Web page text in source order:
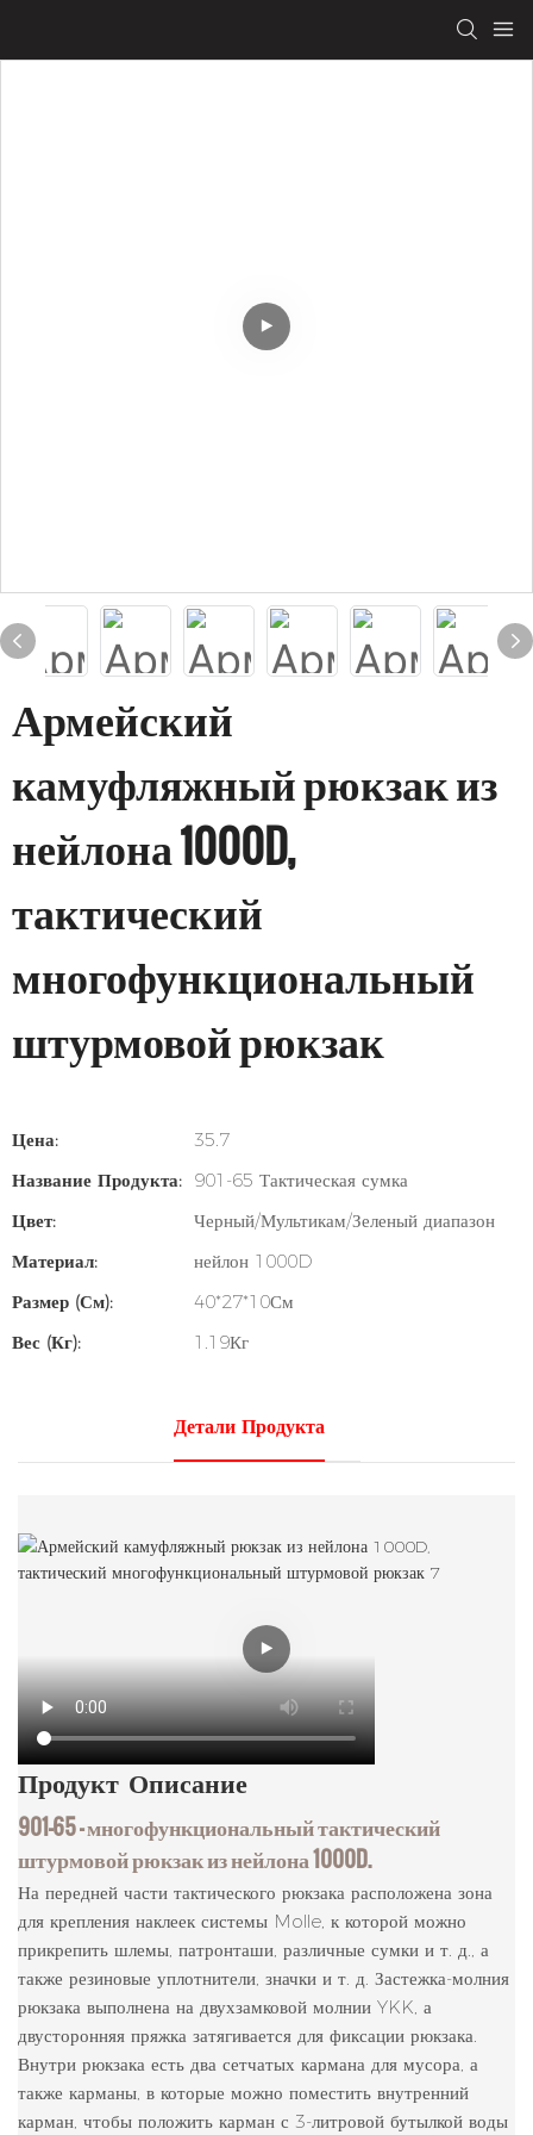
Армейский
камуфляжный рюкзак из
нейлона 1000D,
тактический
многофункциональный
штурмовой рюкзак
Цена:
35.7
Название Продукта: 901-65 Тактическая сумка
Цвет:
Черный/Мультикам/Зеленый диапазон
Материал:
нейлон 1000D
Размер (см):
40*27*10См
Вес (кг):
1.19Кг
Детали Продукта
Продукт Описание
901-65 — многофункциональный тактический
штурмовой рюкзак из нейлона 1000D.
На передней части тактического рюкзака расположена зона
для крепления наклеек системы Molle, к которой можно
прикрепить шлемы, патронташи, различные сумки и т. д., а
также резиновые уплотнители, значки и т. д. Застежка-молния
рюкзака выполнена на двухзамковой молнии YKK, а
двусторонняя пряжка затягивается для фиксации рюкзака.
Внутри рюкзака есть два сетчатых кармана для мусора, а
также карманы, в которые можно поместить внутренний
карман, чтобы положить карман с 3-литровой бутылкой воды